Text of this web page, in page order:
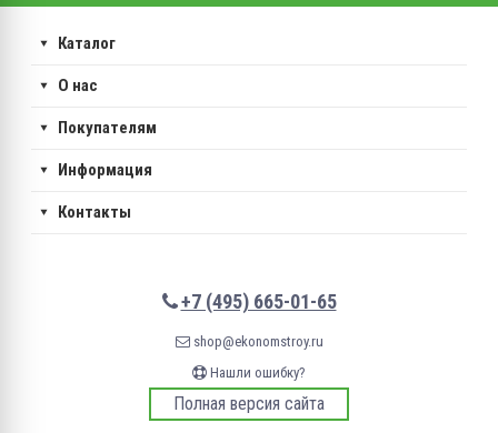
Каталог
О нас
Покупателям
Информация
Контакты
+7 (495) 665-01-65
shop@ekonomstroy.ru
Нашли ошибку?
Полная версия сайта